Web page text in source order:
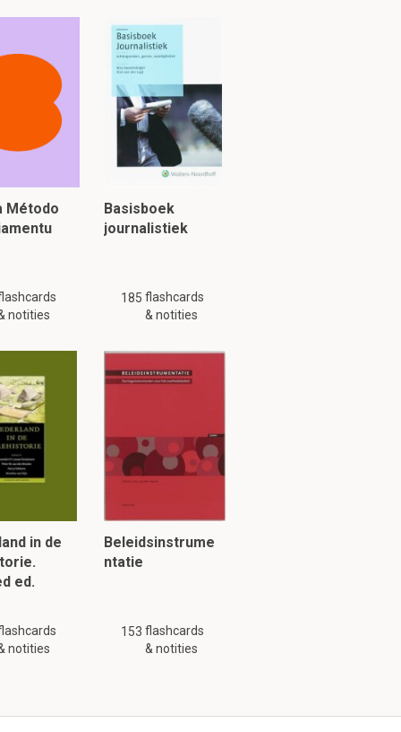
het totale
af te
de testtype,
af te leiden,
voorbeeld
wordt
is het
zijn maar
Método
notities
Basisboek
journalistiek
185 flashcards
& notities
in de
ed.
notities
Beleidsinstrume
ntatie
153 flashcards
& notities